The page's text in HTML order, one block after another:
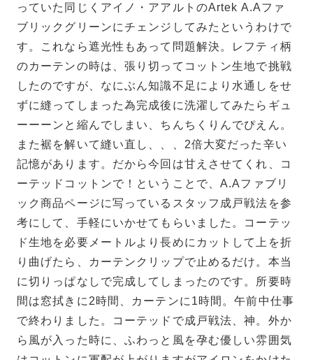
っていた同じくアイノ・アアルトのArtek A.Aファ
ブリックグリーンにチェンジしてみたというわけで
す。これなら遮光性もあって問題解決。レフティ柄
のカーテンの時は、張り切ってコットン生地で挑戦
したのですが、なにぶん知識不足により水通しをせ
ずに縫ってしまった為完成後に洗濯してみたらギュ
ーーーンと縮んでしまい、ちんちくりんでぴえん。
また裾を解いて縫い直し、、、2倍大変だった辛い
記憶があります。だから今回は甘えさせてくれ、コ
ーテッドコットンで！ということで、A.Aファブリ
ック商品ページに写っているスタッフ成戸戦法を参
考にして、手軽にいかせてもらいました。コーテッ
ド生地を必要メートルより長めにカットして上を折
り曲げたら、カーテンクリップで止めるだけ。本当
に切りっぱなしで完成してしまったのです。所要時
間は窓拭きに2時間、カーテンに1時間。午前中仕事
で終わりました。コーテッドで成戸戦法、神。外か
ら風が入った時に、ふわっと風を孕む優しい雰囲気